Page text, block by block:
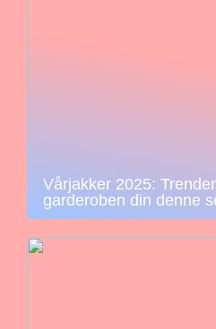
Vårjakker 2025:
garderoben din denne